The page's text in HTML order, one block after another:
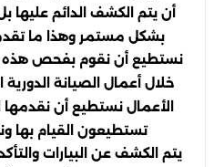
أن يتم الكشف الدائم عليها
بشكل مستمر وهذا ما
نستطيع أن نقوم بفحص هذه
خلال أعمال الصيانة
الأعمال نستطيع أن
تستطيعون القيام بها
يتم الكشف عن البيارات